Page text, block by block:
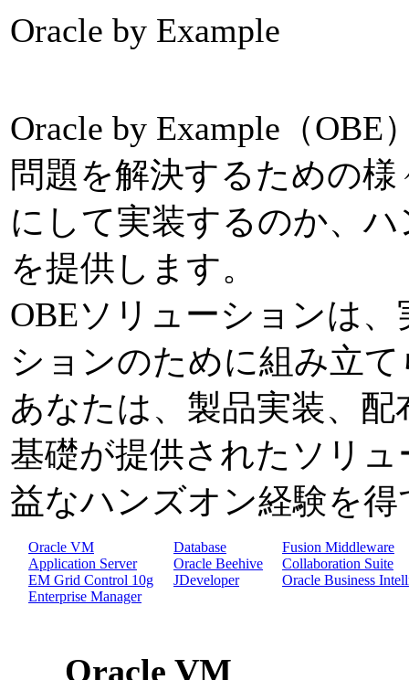
Oracle by Example
Oracle by Example（
問題を解決するための
にして実装するのか、
を提供します。
OBEソリューションは
ションのために組み立
あなたは、製品実装、
基礎が提供されたソリ
益なハンズオン経験を
Oracle VM Database
Fusion Middleware
Application Server
Oracle Beehive
Collaboration Suite
EM Grid Control 10g
JDeveloper
Oracle Business
Enterprise Manager
Oracle VM